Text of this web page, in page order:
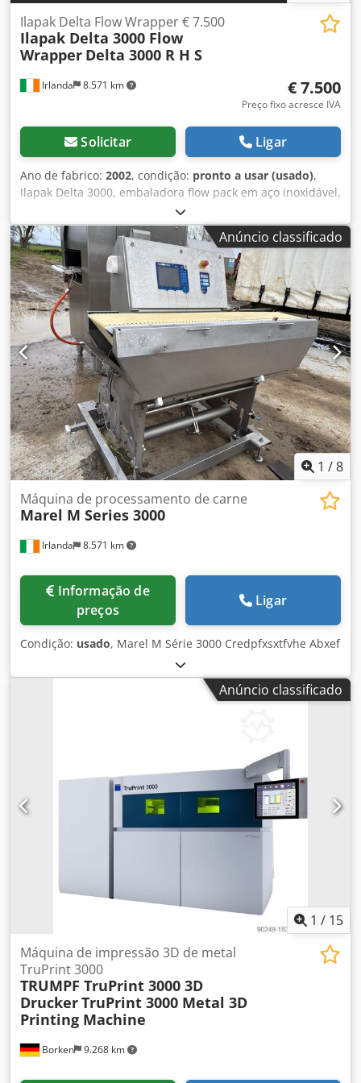
Irlanda 8.571 km
Ilapak Delta Flow Wrapper € 7.500
Ilapak Delta 3000 Flow
Wrapper Delta 3000 R H S
€ 7.500
Preço fixo acresce IVA
Solicitar Ligar
Ano de fabrico: 2002, condição: pronto a usar (usado),
Ilapak Delta 3000, embaladora flow pack em aço inoxidável,
com sistema de injeção de gás. Atualmente em uso diário,
pronta para remoção. Barra de selagem com 250 mm de
largura. Veja o vídeo em anexo. Preço: € 7.500. Podemos
organizar o envio/entrega para si. Cedpoy Rvfqefx Abxsrf
Anúncio classificado
1 /8
Irlanda 8.571 km
Máquina de processamento de carne
Marel M Series 3000
preços
Ligar
Condição: usado, Marel M Série 3000 Credpfxsxtfvhe Abxef
Anúncio classificado
1 / 15
Borken 9.268 km
Máquina de impressão 3D de metal
TruPrint 3000
TRUMPF TruPrint 3000 3D
DruckerTruPrint 3000 Metal 3D
Printing Machine